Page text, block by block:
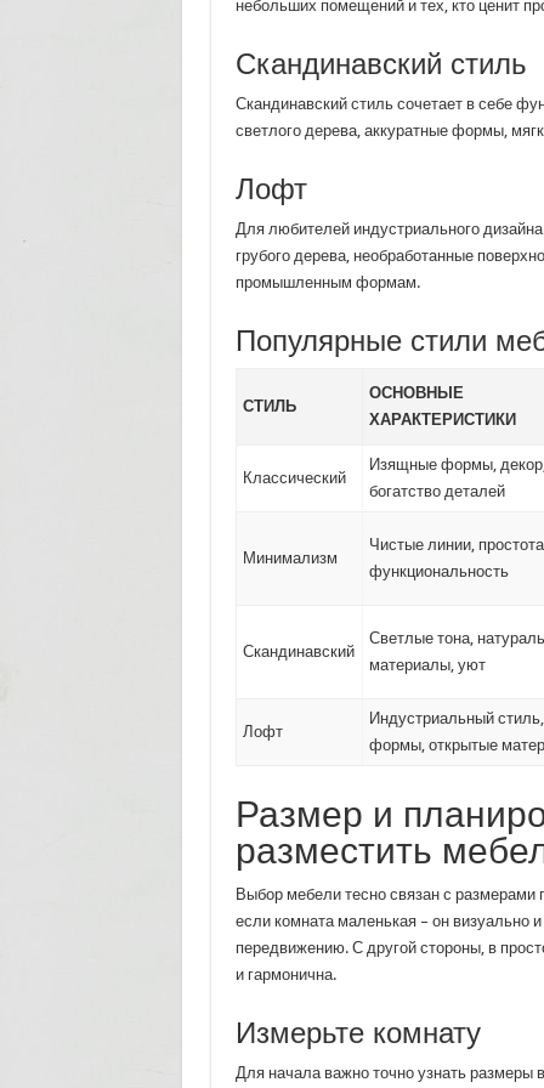
небольших помещений и тех, кто ценит
Скандинавский стиль
Скандинавский стиль сочетает в себе
светлого дерева, аккуратные формы,
Лофт
Для любителей индустриального
грубого дерева, необработанные
промышленным формам.
Популярные стили
СТИЛЬ
ОСНОВНЫЕ
ХАРАКТЕРИСТИКИ
Классический
Изящные формы,
богатство деталей
Минимализм
Чистые линии,
функциональность
Скандинавский
Светлые тона,
материалы, уют
Лофт
Индустриальный
формы, открытые
Размер и
разместить
Выбор мебели тесно связан с
если комната маленькая – он визуально
передвижению. С другой стороны, в
и гармонична.
Измерьте комнату
Для начала важно точно узнать размеры